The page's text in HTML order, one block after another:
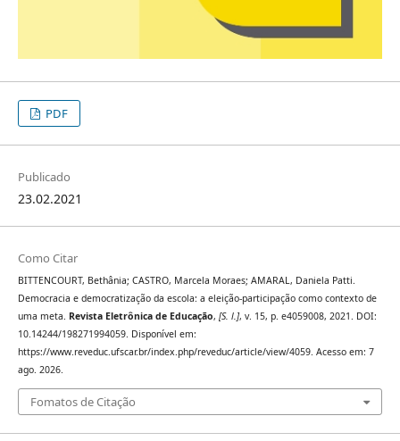
PDF
Publicado
23.02.2021
Como Citar
BITTENCOURT, Bethânia; CASTRO, Marcela Moraes; AMARAL, Daniela Patti.
Democracia e democratização da escola: a eleição-participação como contexto de
uma meta. Revista Eletrônica de Educação, [S. l.], v. 15, p. e4059008, 2021. DOI:
10.14244/198271994059. Disponível em:
https://www.reveduc.ufscar.br/index.php/reveduc/article/view/4059. Acesso em: 7
ago. 2026.
Fomatos de Citação